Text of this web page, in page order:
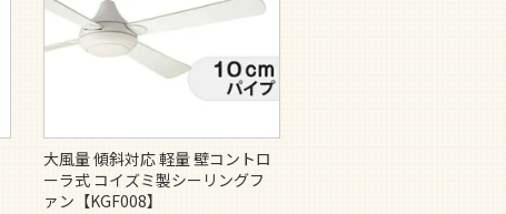
大風量 傾斜対応 軽量 壁コントロ
ーラ式 コイズミ製シーリングフ
ァン【KGF008】